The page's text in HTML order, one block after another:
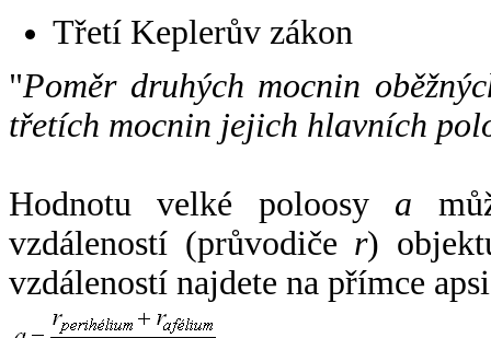
Třetí Keplerův zákon
"Poměr druhých mocnin
třetích mocnin jejich hlavních
Hodnotu velké poloosy a
vzdáleností (průvodiče r)
vzdáleností najdete na přímce